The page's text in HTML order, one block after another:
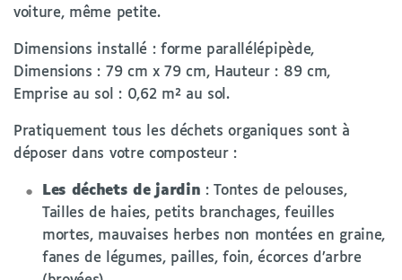
voiture, même petite.
Dimensions installé : forme parallélépipède,
Dimensions : 79 cm x 79 cm, Hauteur : 89 cm,
Emprise au sol : 0,62 m² au sol.
Pratiquement tous les déchets organiques sont à
déposer dans votre composteur :
Les déchets de jardin : Tontes de pelouses,
Tailles de haies, petits branchages, feuilles
mortes, mauvaises herbes non montées en graine,
fanes de légumes, pailles, foin, écorces d’arbre